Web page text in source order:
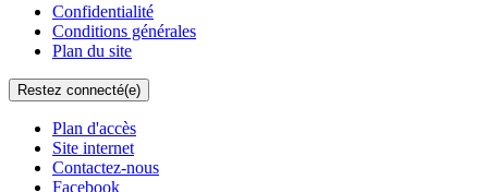
Confidentialité
Conditions générales
Plan du site
Restez connecté(e)
Plan d'accès
Site internet
Contactez-nous
Facebook